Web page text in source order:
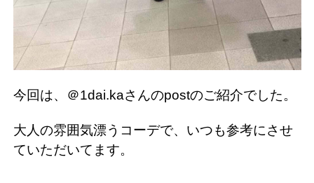
今回は、＠1dai.kaさんのpostのご紹介でした。
大人の雰囲気漂うコーデで、いつも参考にさせ
ていただいてます。